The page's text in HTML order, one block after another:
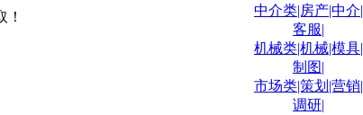
中介类|房产|中介|
客服|
机械类|机械|模具|
制图|
市场类|策划|营销|
调研|